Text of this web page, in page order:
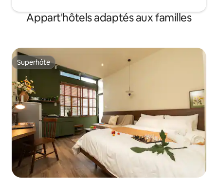
Appart'hôtels adaptés aux familles
Superhôte
Superhôte